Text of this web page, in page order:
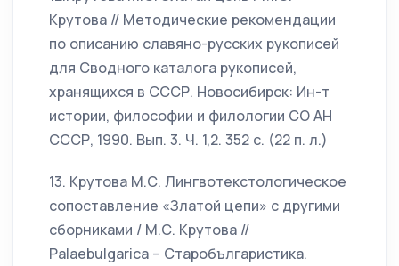
Крутова // Методические рекомендации
по описанию славяно-русских рукописей
для Сводного каталога рукописей,
хранящихся в СССР. Новосибирск: Ин-т
истории, философии и филологии СО АН
СССР, 1990. Вып. 3. Ч. 1,2. 352 с. (22 п. л.)
13. Крутова М.С. Лингвотекстологическое
сопоставление «Златой цепи» с другими
сборниками / М.С. Крутова //
Palaebulgarica – Старобългаристика.